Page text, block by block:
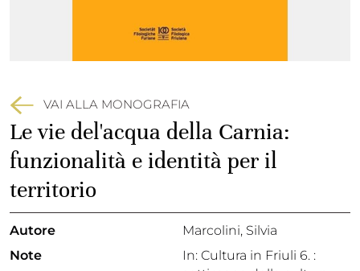
VAI ALLA MONOGRAFIA
Le vie del'acqua della Carnia:
funzionalità e identità per il
territorio
Autore
Marcolini, Silvia
Note
In: Cultura in Friuli 6. :